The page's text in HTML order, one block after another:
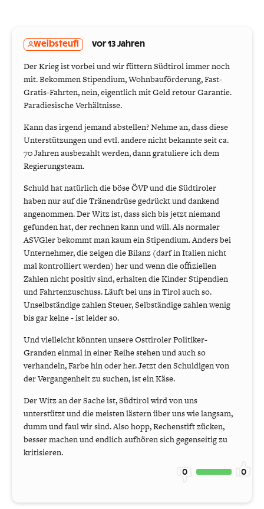
Weibsteufl vor 13 Jahren
Der Krieg ist vorbei und wir füttern Südtirol immer noch
mit. Bekommen Stipendium, Wohnbauförderung, Fast-
Gratis-Fahrten, nein, eigentlich mit Geld retour Garantie.
Paradiesische Verhältnisse.
Kann das irgend jemand abstellen? Nehme an, dass diese
Unterstützungen und evtl. andere nicht bekannte seit ca.
70 Jahren ausbezahlt werden, dann gratuliere ich dem
Regierungsteam.
Schuld hat natürlich die böse ÖVP und die Südtiroler
haben nur auf die Tränendrüse gedrückt und dankend
angenommen. Der Witz ist, dass sich bis jetzt niemand
gefunden hat, der rechnen kann und will. Als normaler
ASVGler bekommt man kaum ein Stipendium. Anders bei
Unternehmer, die zeigen die Bilanz (darf in Italien nicht
mal kontrolliert werden) her und wenn die offiziellen
Zahlen nicht positiv sind, erhalten die Kinder Stipendien
und Fahrtenzuschuss. Läuft bei uns in Tirol auch so.
Unselbständige zahlen Steuer, Selbständige zahlen wenig
bis gar keine - ist leider so.
Und vielleicht könnten unsere Osttiroler Politiker-
Granden einmal in einer Reihe stehen und auch so
verhandeln, Farbe hin oder her. Jetzt den Schuldigen von
der Vergangenheit zu suchen, ist ein Käse.
Der Witz an der Sache ist, Südtirol wird von uns
unterstützt und die meisten lästern über uns wie langsam,
dumm und faul wir sind. Also hopp, Rechenstift zücken,
besser machen und endlich aufhören sich gegenseitig zu
kritisieren.
0 0